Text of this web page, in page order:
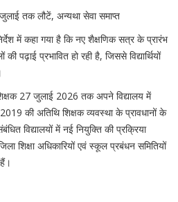
तक लौटें, अन्यथा सेवा समाप्त
में कहा गया है कि नए शैक्षणिक सत्र के प्रारंभ
पढ़ाई प्रभावित हो रही है, जिससे विद्यार्थियों
27 जुलाई 2026 तक अपने विद्यालय में
2019 की अतिथि शिक्षक व्यवस्था के प्रावधानों के
विद्यालयों में नई नियुक्ति की प्रक्रिया
शिक्षा अधिकारियों एवं स्कूल प्रबंधन समितियों